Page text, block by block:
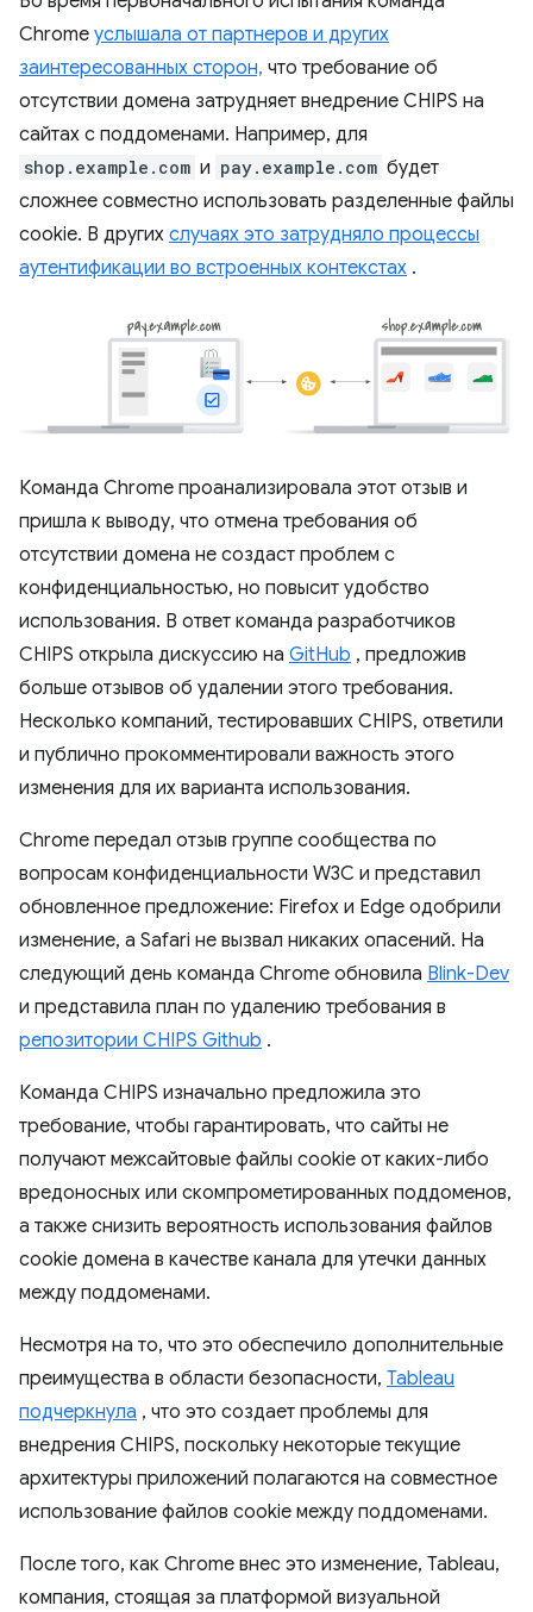
Chrome услышала от партнеров и других
заинтересованных сторон, что требование об
отсутствии домена затрудняет внедрение CHIPS на
сайтах с поддоменами. Например, для
shop.example.com и pay.example.com будет
сложнее совместно использовать разделенные файлы
cookie. В других случаях это затрудняло процессы
аутентификации во встроенных контекстах .
Команда Chrome проанализировала этот отзыв и
пришла к выводу, что отмена требования об
отсутствии домена не создаст проблем с
конфиденциальностью, но повысит удобство
использования. В ответ команда разработчиков
CHIPS открыла дискуссию на GitHub , предложив
больше отзывов об удалении этого требования.
Несколько компаний, тестировавших CHIPS, ответили
и публично прокомментировали важность этого
изменения для их варианта использования.
Chrome передал отзыв группе сообщества по
вопросам конфиденциальности W3C и представил
обновленное предложение: Firefox и Edge одобрили
изменение, а Safari не вызвал никаких опасений. На
следующий день команда Chrome обновила Blink-Dev
и представила план по удалению требования в
репозитории CHIPS Github .
Команда CHIPS изначально предложила это
требование, чтобы гарантировать, что сайты не
получают межсайтовые файлы cookie от каких-либо
вредоносных или скомпрометированных поддоменов,
а также снизить вероятность использования файлов
cookie домена в качестве канала для утечки данных
между поддоменами.
Несмотря на то, что это обеспечило дополнительные
преимущества в области безопасности, Tableau
подчеркнула , что это создает проблемы для
внедрения CHIPS, поскольку некоторые текущие
архитектуры приложений полагаются на совместное
использование файлов cookie между поддоменами.
После того, как Chrome внес это изменение, Tableau,
компания, стоящая за платформой визуальной